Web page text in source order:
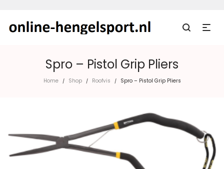
Spro – Pistol Grip Pliers
Home / Shop / Roofvis / Spro – Pistol Grip Pliers